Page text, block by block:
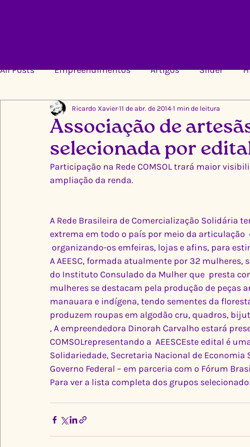
All Posts
Empreendimentos Artigos Slider
Associação de
selecionada por
Ricardo Xavier11 de abr. de 20141 min de leitura
Participação na Rede COMSOL trará maior
ampliação da renda.
A Rede Brasileira de Comercialização Solidária
extrema em todo o país por meio da articulação
organizando-os emfeiras, lojas e afins, para
A AEESC, formada atualmente por 32 mulheres,
do Instituto Consulado da Mulher que  presta
mulheres se destacam pela produção de peças
manauara e indígena, tendo sementes da
produzem roupas em algodão cru, quadros,
, A empreendedora Dinorah Carvalho estará
COMSOLrepresentando a  AEESCEste edital é
Solidariedade, Secretaria Nacional de
Governo Federal – em parceria com o Fórum
Para ver a lista completa dos grupos